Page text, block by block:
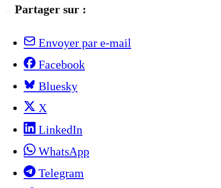
Partager sur :
Envoyer par e-mail
Facebook
Bluesky
X
LinkedIn
WhatsApp
Telegram